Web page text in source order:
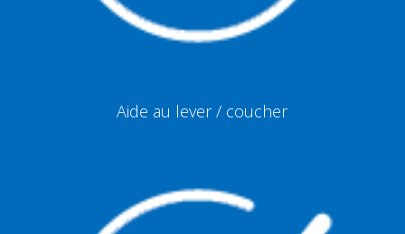
Aide au lever / coucher